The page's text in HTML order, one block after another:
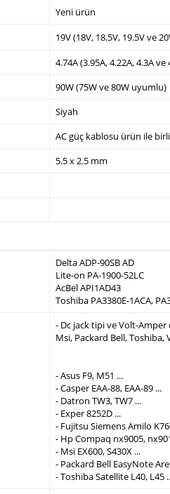
Yeni ürün
19V (18V, 18.5V, 19.5V ve
4.74A (3.95A, 4.22A, 4.3A
90W (75W ve 80W uyumlu)
Siyah
AC güç kablosu ürün ile
5.5 x 2.5 mm
Delta ADP-90SB AD
Lite-on PA-1900-52LC
AcBel API1AD43
Toshiba PA3380E-1ACA,
- Dc jack tipi ve Volt-
Msi, Packard Bell,
- Asus F9, M51 ...
- Casper EAA-88, EAA-89 ...
- Datron TW3, TW7 ...
- Exper 8252D ...
- Fujitsu Siemens Amilo
- Hp Compaq nx9005,
- Msi EX600, S430X ...
- Packard Bell EasyNote
- Toshiba Satellite L40, L45